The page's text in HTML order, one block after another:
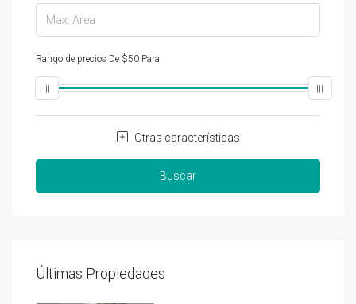
Rango de precios De $50 Para
Otras características
Buscar
Últimas Propiedades